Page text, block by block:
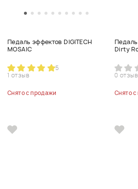
Педаль эффектов DIGITECH
MOSAIC
5
1 отзыв
Снято с продажи
Педаль
Dirty
0
Снято